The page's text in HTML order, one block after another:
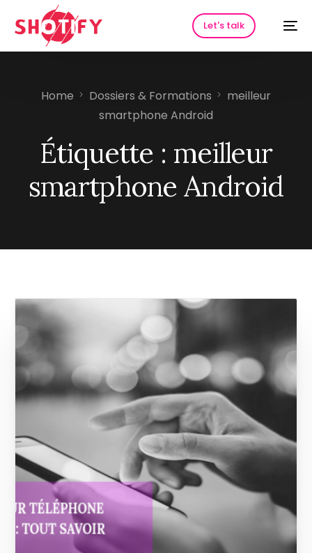
Let's talk
Home Dossiers & Formations
meilleur
smartphone Android
Étiquette : meilleur
smartphone Android